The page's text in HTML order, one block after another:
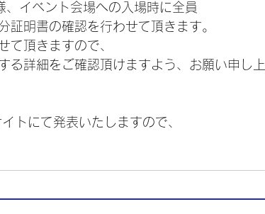
イベント会場への入場時に全員
証明書の確認を行わせて頂きます。
て頂きますので、
る詳細をご確認頂けますよう、お願い申し上
トにて発表いたしますので、